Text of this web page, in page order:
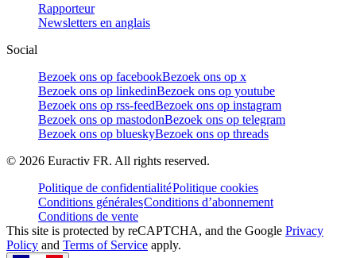
Rapporteur
Newsletters en anglais
Social
Bezoek ons op facebookBezoek ons op x
Bezoek ons op linkedinBezoek ons op youtube
Bezoek ons op rss-feedBezoek ons op instagram
Bezoek ons op mastodonBezoek ons op telegram
Bezoek ons op blueskyBezoek ons op threads
© 2026 Euractiv FR. All rights reserved.
Politique de confidentialitéPolitique cookies
Conditions généralesConditions d’abonnement
Conditions de vente
This site is protected by reCAPTCHA, and the Google Privacy
Policy and Terms of Service apply.